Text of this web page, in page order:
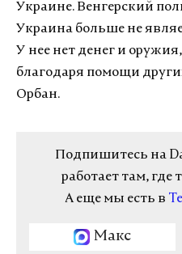
Украине. Венгерский
Украина больше не
У нее нет денег и
благодаря помощи
Орбан.
Подпишитесь на
работает там, где
А еще мы есть в
Макс